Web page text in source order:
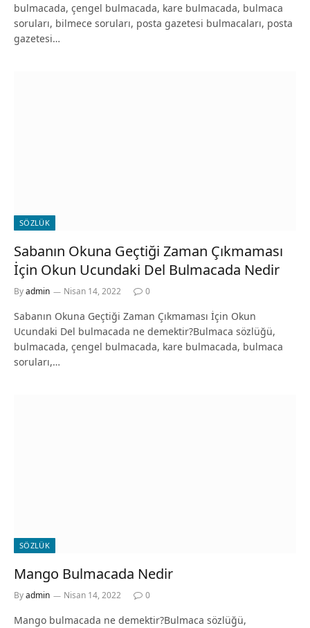
bulmacada, çengel bulmacada, kare bulmacada, bulmaca
soruları, bilmece soruları, posta gazetesi bulmacaları, posta
gazetesi…
SÖZLÜK
Sabanın Okuna Geçtiği Zaman Çıkmaması
İçin Okun Ucundaki Del Bulmacada Nedir
Byadmin Nisan 14, 2022 0
Sabanın Okuna Geçtiği Zaman Çıkmaması İçin Okun
Ucundaki Del bulmacada ne demektir?Bulmaca sözlüğü,
bulmacada, çengel bulmacada, kare bulmacada, bulmaca
soruları,…
SÖZLÜK
Mango Bulmacada Nedir
Byadmin Nisan 14, 2022 0
Mango bulmacada ne demektir?Bulmaca sözlüğü,